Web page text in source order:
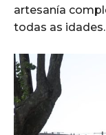
artesanía
todas as idades.